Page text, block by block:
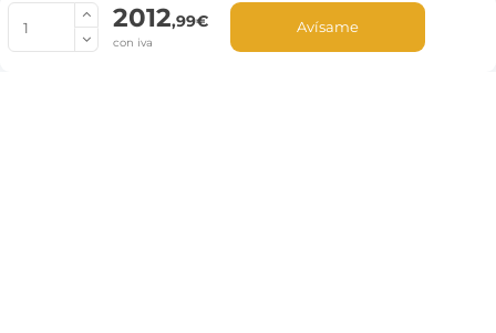
2012,99€
con iva
Avísame
© Copyright 2022 PepeBar.com |
Aviso legal y
Condiciones generales de compra |